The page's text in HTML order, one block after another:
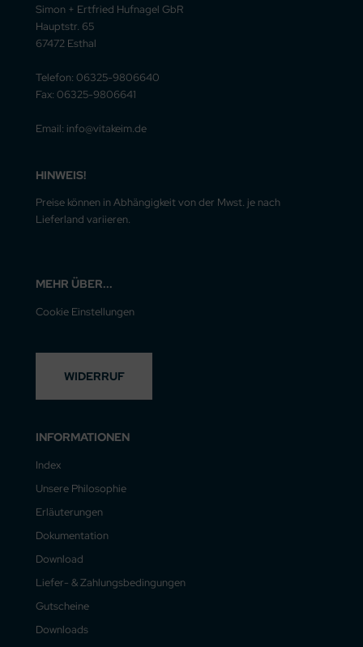
Simon + Ertfried Hufnagel GbR
Hauptstr. 65
67472 Esthal
Telefon: 06325-9806640
Fax: 06325-9806641
Email: info@vitakeim.de
HINWEIS!
Preise können in Abhängigkeit von der Mwst. je nach
Lieferland variieren.
MEHR ÜBER...
Cookie Einstellungen
WIDERRUF
INFORMATIONEN
Index
Unsere Philosophie
Erläuterungen
Dokumentation
Download
Liefer- & Zahlungsbedingungen
Gutscheine
Downloads